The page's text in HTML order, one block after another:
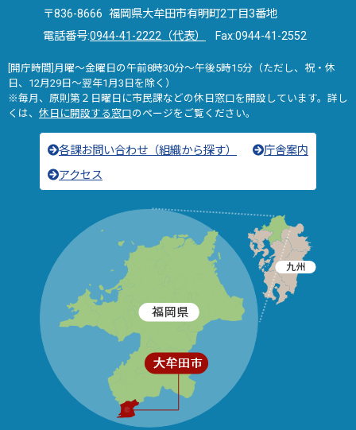
〒836-8666 福岡県大牟田市有明町2丁目3番地
電話番号:0944-41-2222（代表） Fax:0944-41-2552
[開庁時間]月曜～金曜日の午前8時30分～午後5時15分（ただし、祝・休
日、12月29日～翌年1月3日を除く）
※毎月、原則第２日曜日に市民課などの休日窓口を開設しています。詳し
くは、 休日に開設する窓口のページをご覧ください。
各課お問い合わせ（組織から探す）
庁舎案内
アクセス